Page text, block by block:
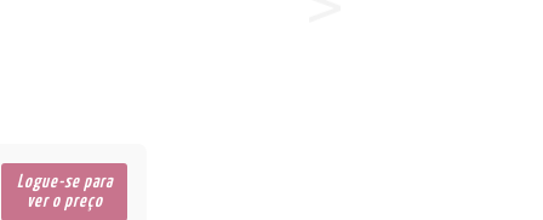
Logue-se para
ver o preço